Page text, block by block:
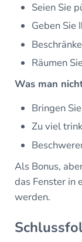
Seien Sie
Geben Sie
Räumen
Was man
Bringen
Zu viel
Als Bonus,
das Fenster in
werden.